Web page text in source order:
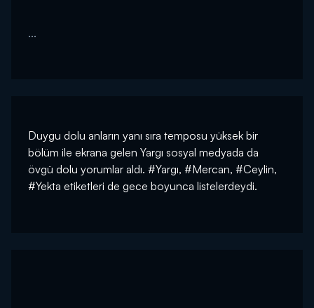
...
Duygu dolu anların yanı sıra temposu yüksek bir
bölüm ile ekrana gelen Yargı sosyal medyada da
övgü dolu yorumlar aldı. #Yargı, #Mercan, #Ceylin,
#Yekta etiketleri de gece boyunca listelerdeydi.